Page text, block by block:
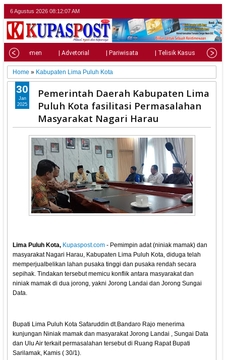
6 Agustus 2026 08:12:09 AM
| Parlemen | Advetorial | Pariwisata | Telisik Kasus |
Home » Kabupaten Lima Puluh Kota
Pemerintah Daerah Kabupaten Lima
Puluh Kota fasilitasi Permasalahan
Masyarakat Nagari Harau
Lima Puluh Kota, Kupaspost.com - Pemimpin adat (niniak mamak) dan
masyarakat Nagari Harau, Kabupaten Lima Puluh Kota, diduga telah
memperjualbelikan lahan pusaka tinggi dan pusaka rendah secara
sepihak. Tindakan tersebut memicu konflik antara masyarakat dan
niniak mamak di dua jorong, yakni Jorong Landai dan Jorong Sungai
Data.
Bupati Lima Puluh Kota Safaruddin dt.Bandaro Rajo menerima
kunjungan Niniak mamak dan masyarakat Jorong Landai , Sungai Data
dan Ulu Air terkait permasalahan tersebut di Ruang Rapat Bupati
Sarilamak, Kamis ( 30/1).
30
Jan
2025